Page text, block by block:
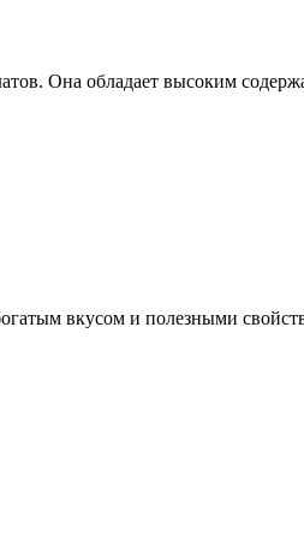
Она обладает высоким
вкусом и полезными